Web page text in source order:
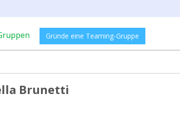
Gründe eine Teaming-Gruppe
Brunetti